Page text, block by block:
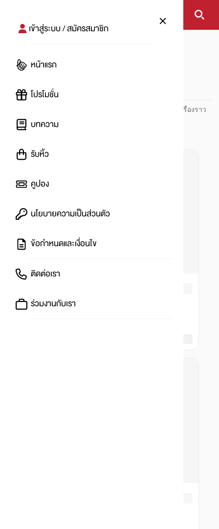
เข้าสู่ระบบ / สมัครสมาชิก
หน้าแรก
โปรโมชั่น
บทความ
รับหิ้ว
คูปอง
นโยบายความเป็นส่วนตัว
ข้อกำหนดและเงื่อนไข
ติดต่อเรา
ร่วมงานกับเรา
#
ปันโปร PUNPRO ที่ 1 ด้านโปรโมชัน อัปเดตและติดตามทุกเรื่องราว
โปรโมชัน